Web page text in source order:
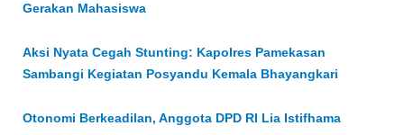
Gerakan Mahasiswa
Aksi Nyata Cegah Stunting: Kapolres Pamekasan
Sambangi Kegiatan Posyandu Kemala Bhayangkari
Otonomi Berkeadilan, Anggota DPD RI Lia Istifhama